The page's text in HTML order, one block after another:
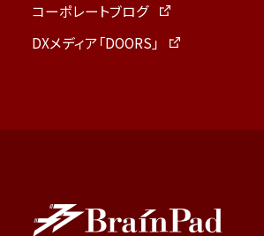
コーポレートブログ
DXメディア「DOORS」